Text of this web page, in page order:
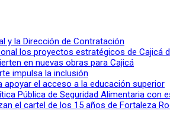
y la Dirección de Contratación
los proyectos estratégicos de Cajicá
en nuevas obras para Cajicá
impulsa la inclusión
apoyar el acceso a la educación superior
Pública de Seguridad Alimentaria con
el cartel de los 15 años de Fortaleza